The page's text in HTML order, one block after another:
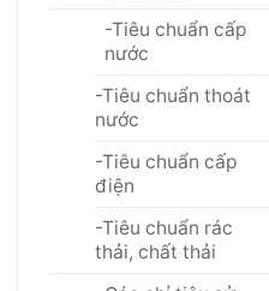
-Tiêu chuẩn cấp
nước
-Tiêu chuẩn thoát
nước
-Tiêu chuẩn cấp
điện
-Tiêu chuẩn rác
thải, chất thải